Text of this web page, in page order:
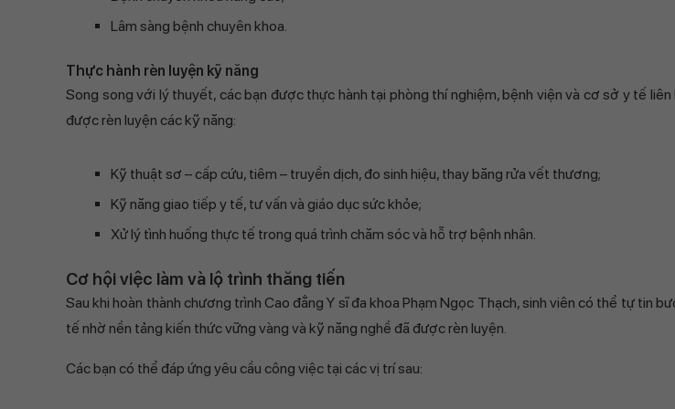
Lâm sàng bệnh chuyên khoa.
Thực hành rèn luyện kỹ năng
Song song với lý thuyết, các bạn được thực hành tại phòng thí nghiệm, bệnh viện và cơ sở y tế
được rèn luyện các kỹ năng:
Kỹ thuật sơ – cấp cứu, tiêm – truyền dịch, đo sinh hiệu, thay băng rửa vết thương;
Kỹ năng giao tiếp y tế, tư vấn và giáo dục sức khỏe;
Xử lý tình huống thực tế trong quá trình chăm sóc và hỗ trợ bệnh nhân.
Cơ hội việc làm và lộ trình thăng tiến
Sau khi hoàn thành chương trình Cao đẳng Y sĩ đa khoa Phạm Ngọc Thạch, sinh viên có thể tự tin
tế nhờ nền tảng kiến thức vững vàng và kỹ năng nghề đã được rèn luyện.
Các bạn có thể đáp ứng yêu cầu công việc tại các vị trí sau: